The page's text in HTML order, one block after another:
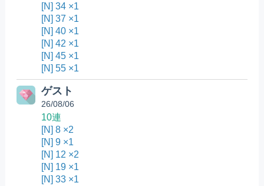
[N] 34 ×1
[N] 37 ×1
[N] 40 ×1
[N] 42 ×1
[N] 45 ×1
[N] 55 ×1
ゲスト
26/08/06
10連
[N] 8 ×2
[N] 9 ×1
[N] 12 ×2
[N] 19 ×1
[N] 33 ×1